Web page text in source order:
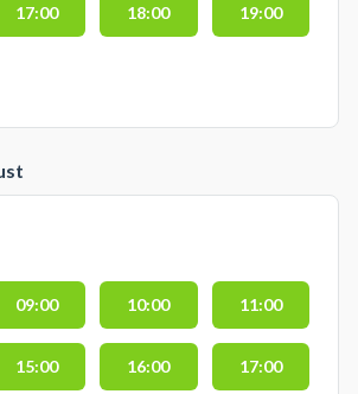
17:00 18:00 19:00
09:00 10:00 11:00
15:00 16:00 17:00